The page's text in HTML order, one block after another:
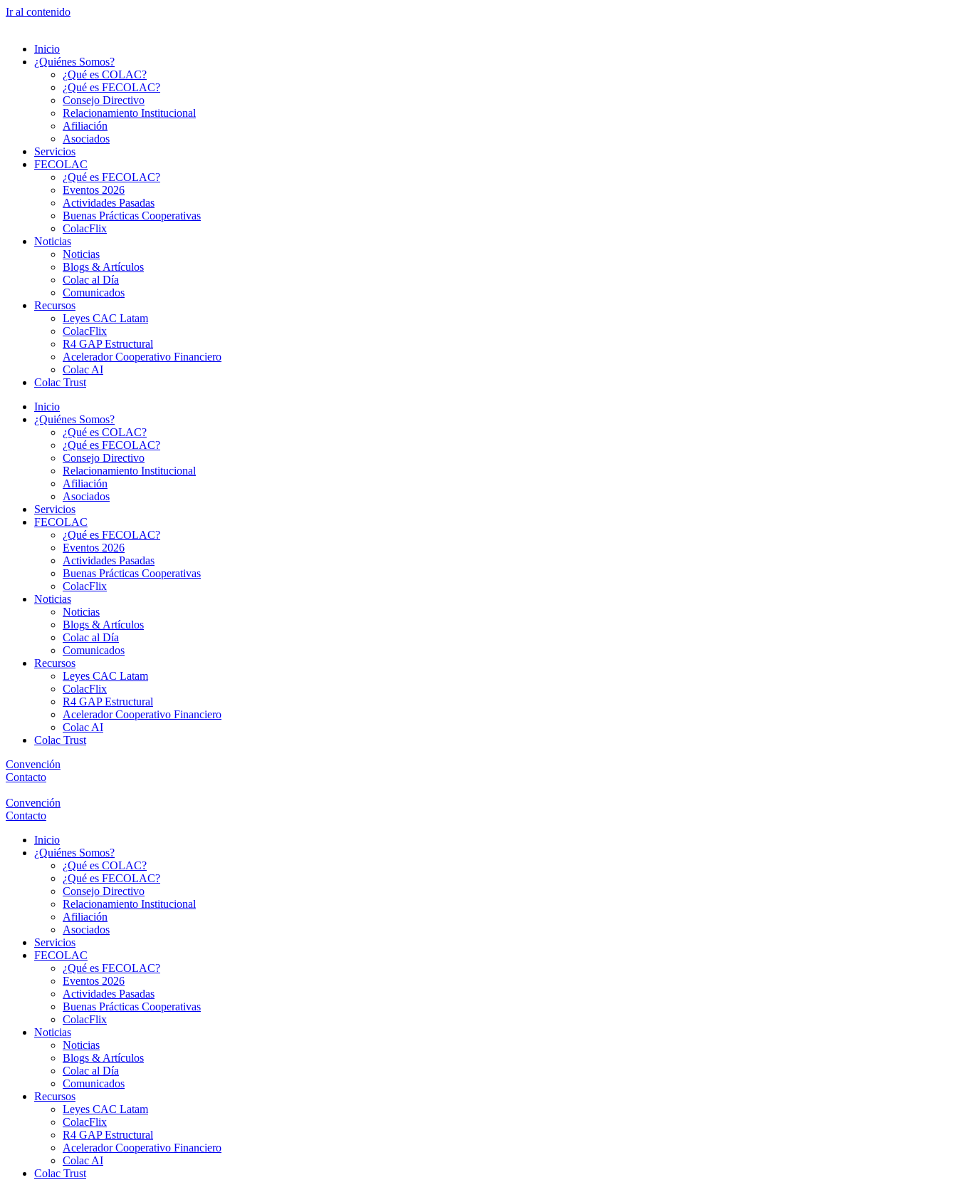
Ir al contenido
Inicio
¿Quiénes Somos?
¿Qué es COLAC?
¿Qué es FECOLAC?
Consejo Directivo
Relacionamiento Institucional
Afiliación
Asociados
Servicios
FECOLAC
¿Qué es FECOLAC?
Eventos 2026
Actividades Pasadas
Buenas Prácticas Cooperativas
ColacFlix
Noticias
Noticias
Blogs & Artículos
Colac al Día
Comunicados
Recursos
Leyes CAC Latam
ColacFlix
R4 GAP Estructural
Acelerador Cooperativo Financiero
Colac AI
Colac Trust
Inicio
¿Quiénes Somos?
¿Qué es COLAC?
¿Qué es FECOLAC?
Consejo Directivo
Relacionamiento Institucional
Afiliación
Asociados
Servicios
FECOLAC
¿Qué es FECOLAC?
Eventos 2026
Actividades Pasadas
Buenas Prácticas Cooperativas
ColacFlix
Noticias
Noticias
Blogs & Artículos
Colac al Día
Comunicados
Recursos
Leyes CAC Latam
ColacFlix
R4 GAP Estructural
Acelerador Cooperativo Financiero
Colac AI
Colac Trust
Convención
Contacto
Convención
Contacto
Inicio
¿Quiénes Somos?
¿Qué es COLAC?
¿Qué es FECOLAC?
Consejo Directivo
Relacionamiento Institucional
Afiliación
Asociados
Servicios
FECOLAC
¿Qué es FECOLAC?
Eventos 2026
Actividades Pasadas
Buenas Prácticas Cooperativas
ColacFlix
Noticias
Noticias
Blogs & Artículos
Colac al Día
Comunicados
Recursos
Leyes CAC Latam
ColacFlix
R4 GAP Estructural
Acelerador Cooperativo Financiero
Colac AI
Colac Trust